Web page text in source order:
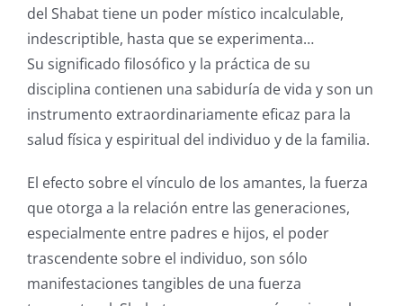
del Shabat tiene un poder místico incalculable,
indescriptible, hasta que se experimenta…
Su significado filosófico y la práctica de su
disciplina contienen una sabiduría de vida y son un
instrumento extraordinariamente eficaz para la
salud física y espiritual del individuo y de la familia.
El efecto sobre el vínculo de los amantes, la fuerza
que otorga a la relación entre las generaciones,
especialmente entre padres e hijos, el poder
trascendente sobre el individuo, son sólo
manifestaciones tangibles de una fuerza